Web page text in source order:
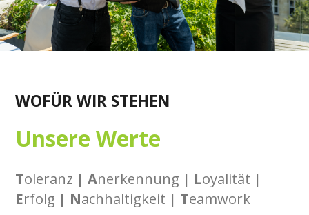
WOFÜR WIR STEHEN
Unsere Werte
Toleranz | Anerkennung | Loyalität |
Erfolg | Nachhaltigkeit | Teamwork